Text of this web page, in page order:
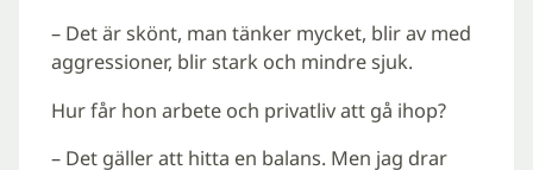
– Det är skönt, man tänker mycket, blir av med
aggressioner, blir stark och mindre sjuk.
Hur får hon arbete och privatliv att gå ihop?
– Det gäller att hitta en balans. Men jag drar